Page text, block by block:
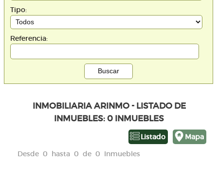
Tipo:
Referencia:
INMOBILIARIA ARINMO - LISTADO DE
INMUEBLES: 0 INMUEBLES
Mapa
Listado
Desde 0 hasta 0 de 0 Inmuebles